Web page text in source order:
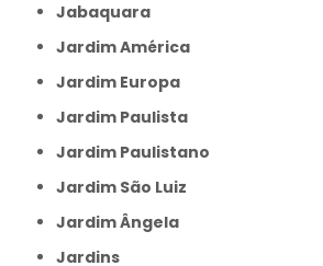
Jabaquara
Jardim América
Jardim Europa
Jardim Paulista
Jardim Paulistano
Jardim São Luiz
Jardim Ângela
Jardins